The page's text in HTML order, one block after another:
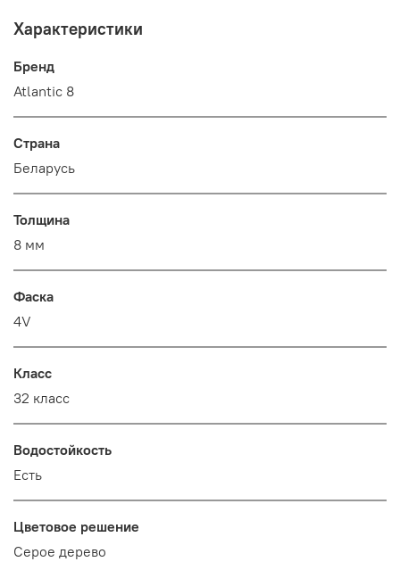
Характеристики
Бренд
Atlantic 8
Страна
Беларусь
Толщина
8 мм
Фаска
4V
Класс
32 класс
Водостойкость
Есть
Цветовое решение
Серое дерево